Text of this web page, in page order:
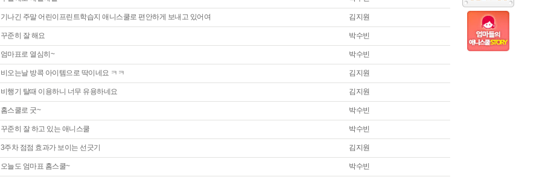
기나긴 주말 어린이프린트학습지 애니스쿨로 편안하게 보내고 있어여 김지원
꾸준히 잘 해요 박수빈
엄마표로 열심히~ 박수빈
비오는날 방콕 아이템으로 딱이네요 ㅋㅋ 김지원
비행기 탈때 이용하니 너무 유용하네요 김지원
홈스쿨로 굿~ 박수빈
꾸준히 잘 하고 있는 애니스쿨 박수빈
3주차 점점 효과가 보이는 선긋기 김지원
오늘도 엄마표 홈스쿨~ 박수빈